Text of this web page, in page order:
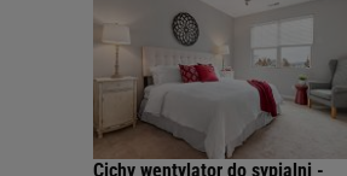
Cichy wentylator do sypialni -